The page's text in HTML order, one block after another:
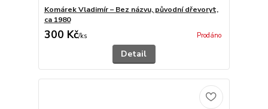
Komárek Vladimír – Bez názvu, původní dřevoryt,
ca 1980
300 Kč/ks Prodáno
Detail